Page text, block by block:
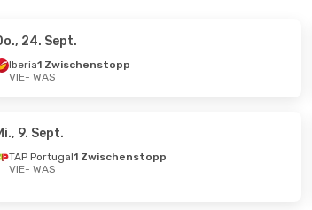
Sept.
1
24. Sept.
Iberia1 Zwischenstopp
VIE- WAS
9. Sept.
TAP Portugal1 Zwischenstopp
VIE- WAS